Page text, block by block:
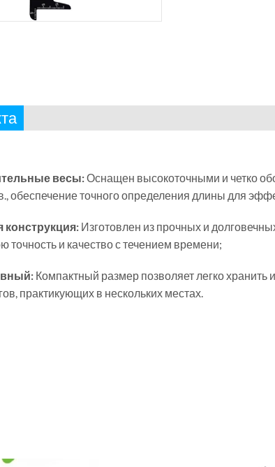
весы:Оснащен высокоточными и четко
обеспечение точного определения длины для
Изготовлен из прочных и
точность и качество с течением времени;
Компактный размер позволяет легко хранить
практикующих в нескольких местах.